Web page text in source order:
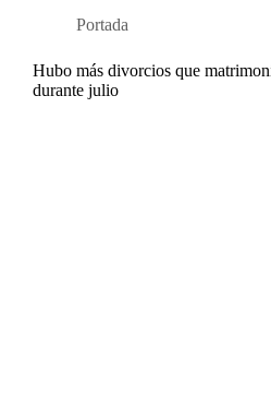
Portada
Hubo más divorcios que
durante julio